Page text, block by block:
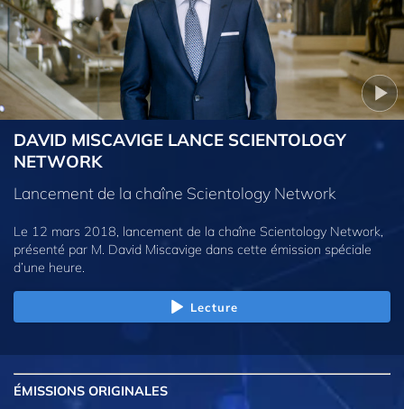
DAVID MISCAVIGE LANCE SCIENTOLOGY
NETWORK
Lancement de la chaîne Scientology Network
Le 12 mars 2018, lancement de la chaîne Scientology Network,
présenté par M. David Miscavige dans cette émission spéciale
d’une heure.
Lecture
ÉMISSIONS ORIGINALES